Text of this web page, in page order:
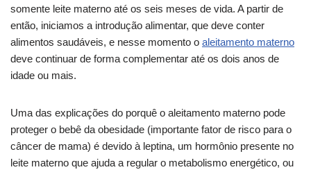
somente leite materno até os seis meses de vida. A partir de
então, iniciamos a introdução alimentar, que deve conter
alimentos saudáveis, e nesse momento o aleitamento materno
deve continuar de forma complementar até os dois anos de
idade ou mais.
Uma das explicações do porquê o aleitamento materno pode
proteger o bebê da obesidade (importante fator de risco para o
câncer de mama) é devido à leptina, um hormônio presente no
leite materno que ajuda a regular o metabolismo energético, ou